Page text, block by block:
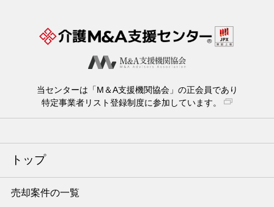
当センターは「M＆A支援機関協会」の正会員であり
特定事業者リスト登録制度に参加しています。
トップ
売却案件の一覧